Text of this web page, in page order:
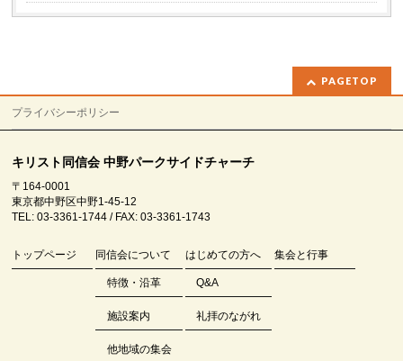
PAGETOP
プライバシーポリシー
キリスト同信会 中野パークサイドチャーチ
〒164-0001
東京都中野区中野1-45-12
TEL: 03-3361-1744 / FAX: 03-3361-1743
トップページ 同信会について
特徴・沿革
施設案内
他地域の集会
はじめての方へ
Q&A
礼拝のながれ
集会と行事